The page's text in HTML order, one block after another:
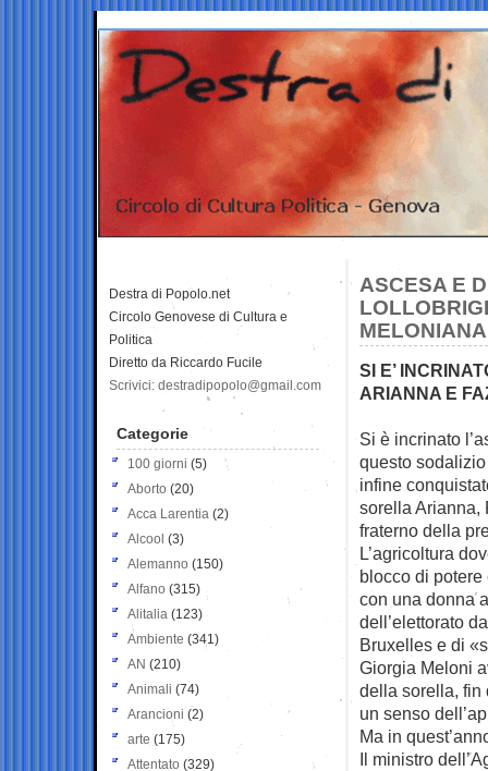
ASCESA E
MELONIANA
SI E’
ARIANNA E
Si è incrinato
questo
infine
sorella Arianna,
fraterno della
L’agricoltura
blocco di
con una donna
dell’elettorato
Bruxelles e di
Giorgia Meloni
della sorella, fin
un senso
Ma in
Il ministro
Destra di Popolo.net
Circolo Genovese di Cultura e
Politica
Diretto da Riccardo Fucile
Scrivici: destradipopolo@gmail.com
Categorie
100 giorni (5)
Aborto (20)
Acca Larentia (2)
Alcool (3)
Alemanno (150)
Alfano (315)
Alitalia (123)
Ambiente (341)
AN (210)
Animali (74)
Arancioni (2)
arte (175)
Attentato (329)